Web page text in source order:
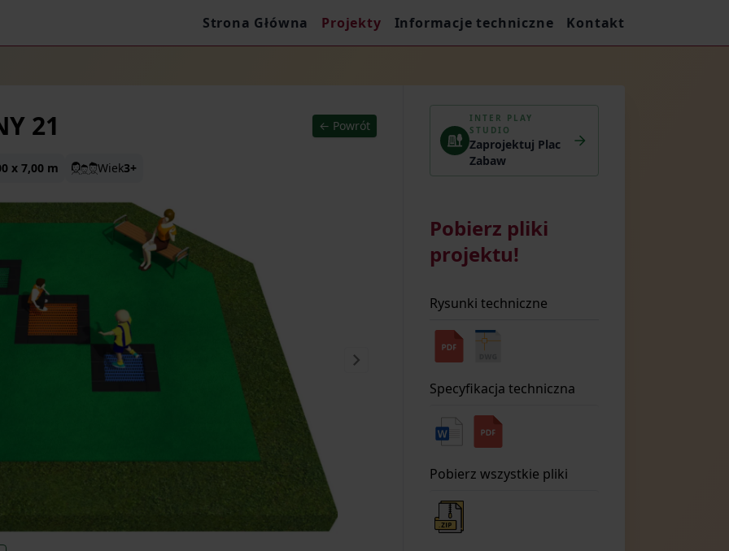
Strona Główna Projekty Informacje techniczne Kontakt
21 ← Powrót
x 7,00 m Wiek3+
INTER PLAY
STUDIO
Zaprojektuj Plac
Zabaw
Pobierz pliki
projektu!
Rysunki techniczne
Specyfikacja techniczna
Pobierz wszystkie pliki